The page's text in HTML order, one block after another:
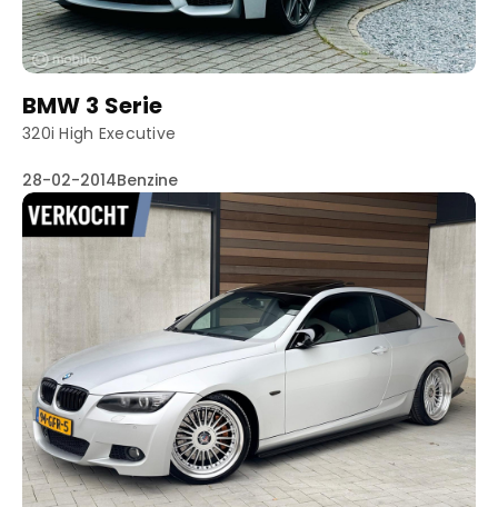
BMW 3 Serie
320i High Executive
28-02-2014Benzine